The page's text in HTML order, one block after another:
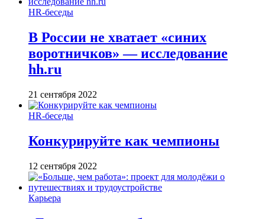
HR-беседы
В России не хватает «синих
воротничков» — исследование
hh.ru
21 сентября 2022
HR-беседы
Конкурируйте как чемпионы
12 сентября 2022
Карьера